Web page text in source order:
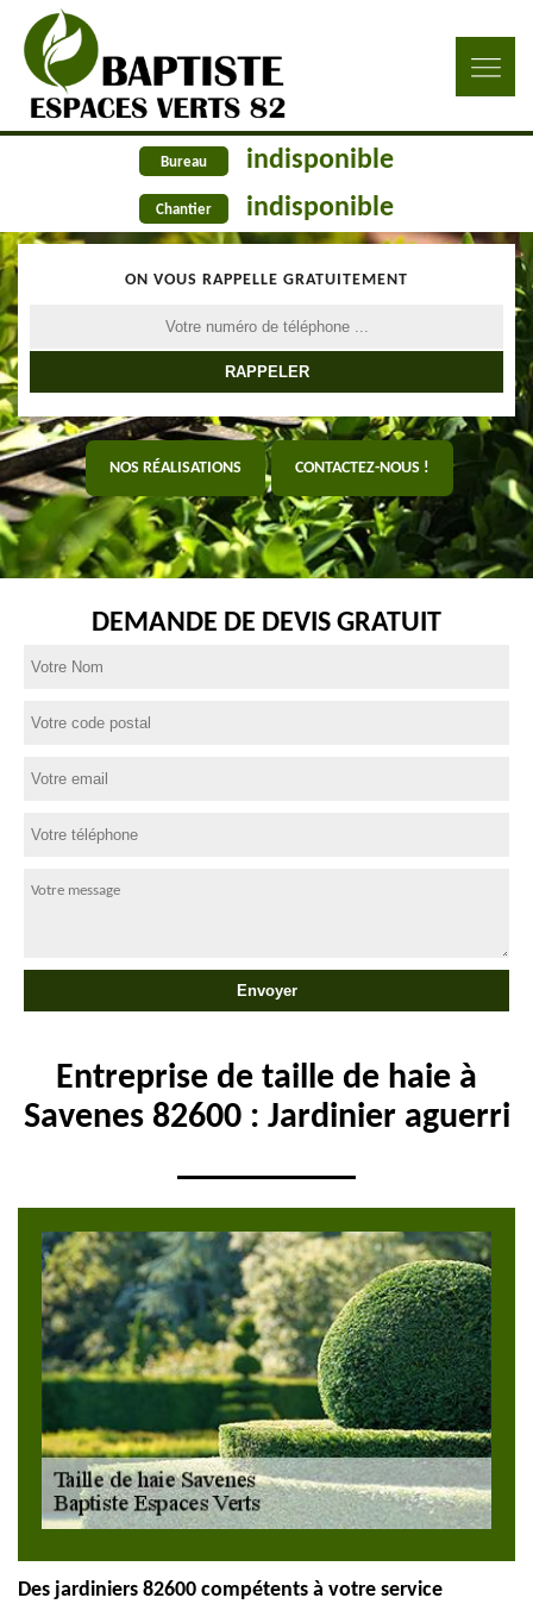
Bureau indisponible
Chantier indisponible
ON VOUS RAPPELLE GRATUITEMENT
NOS RÉALISATIONS CONTACTEZ-NOUS !
DEMANDE DE DEVIS GRATUIT
Entreprise de taille de haie à
Savenes 82600 : Jardinier aguerri
Des jardiniers 82600 compétents à votre service